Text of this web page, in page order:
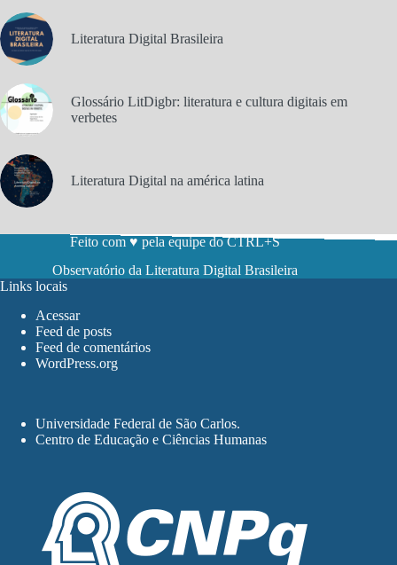
Literatura Digital Brasileira
Glossário LitDigbr: literatura e cultura digitais em
verbetes
Literatura Digital na américa latina
Feito com ♥ pela equipe do CTRL+S
Observatório da Literatura Digital Brasileira
Links locais
Acessar
Feed de posts
Feed de comentários
WordPress.org
Universidade Federal de São Carlos.
Centro de Educação e Ciências Humanas